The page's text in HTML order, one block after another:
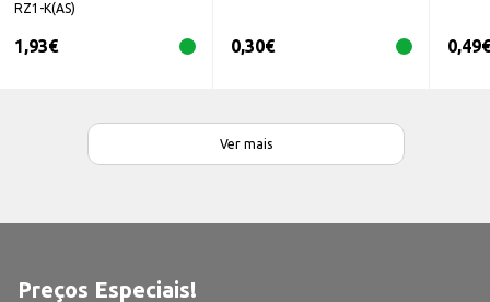
RZ1-K(AS)
1,93€ 0,30€ 0,49€
Ver mais
Preços Especiais!